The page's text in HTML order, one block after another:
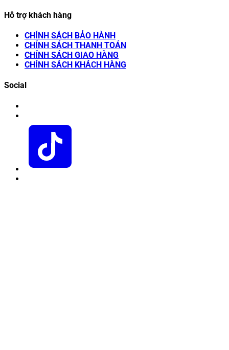
Hỗ trợ khách hàng
CHÍNH SÁCH BẢO HÀNH
CHÍNH SÁCH THANH TOÁN
CHÍNH SÁCH GIAO HÀNG
CHÍNH SÁCH KHÁCH HÀNG
Social